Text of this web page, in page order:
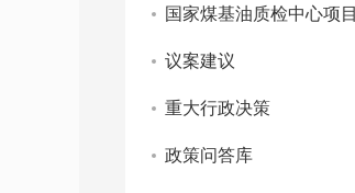
国家煤基油质检中心项目
议案建议
重大行政决策
政策问答库